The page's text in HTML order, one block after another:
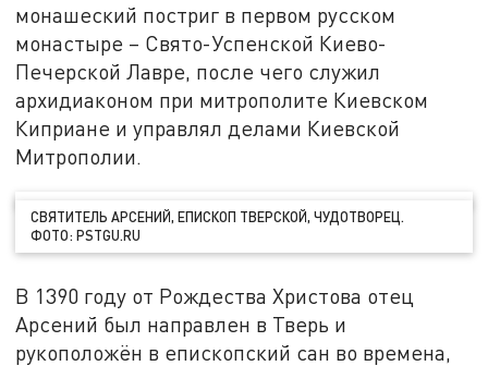
монашеский постриг в первом русском
монастыре – Свято-Успенской Киево-
Печерской Лавре, после чего служил
архидиаконом при митрополите Киевском
Киприане и управлял делами Киевской
Митрополии.
СВЯТИТЕЛЬ АРСЕНИЙ, ЕПИСКОП ТВЕРСКОЙ, ЧУДОТВОРЕЦ.
ФОТО: PSTGU.RU
В 1390 году от Рождества Христова отец
Арсений был направлен в Тверь и
рукоположён в епископский сан во времена,